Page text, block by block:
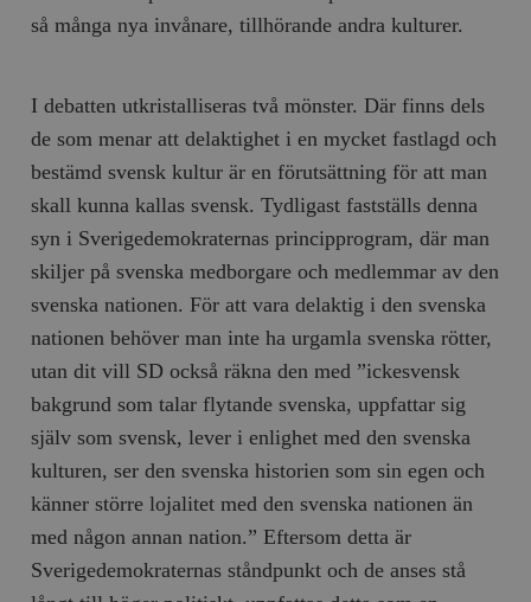
så många nya invånare, tillhörande andra kulturer.
I debatten utkristalliseras två mönster. Där finns dels
de som menar att delaktighet i en mycket fastlagd och
bestämd svensk kultur är en förutsättning för att man
skall kunna kallas svensk. Tydligast fastställs denna
syn i Sverigedemokraternas principprogram, där man
skiljer på svenska medborgare och medlemmar av den
svenska nationen. För att vara delaktig i den svenska
nationen behöver man inte ha urgamla svenska rötter,
utan dit vill SD också räkna den med ”ickesvensk
bakgrund som talar flytande svenska, uppfattar sig
själv som svensk, lever i enlighet med den svenska
kulturen, ser den svenska historien som sin egen och
känner större lojalitet med den svenska nationen än
med någon annan nation.” Eftersom detta är
Sverigedemokraternas ståndpunkt och de anses stå